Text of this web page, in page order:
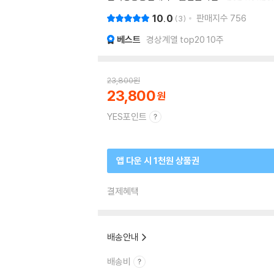
10.0 3 판매지수 756
베스트 경상계열 top20 10주
23,800원
23,800
YES포인트
앱 다운 시 1천원 상품권
결제혜택
배송안내
배송비